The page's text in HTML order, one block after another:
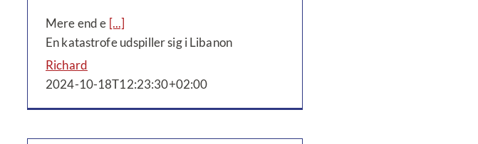
Mere end e [...]
En katastrofe udspiller sig i Libanon
Richard
2024-10-18T12:23:30+02:00